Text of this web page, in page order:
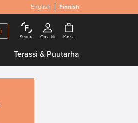
English Finnish
Seuraa Oma tili Kassa
Terassi & Puutarha